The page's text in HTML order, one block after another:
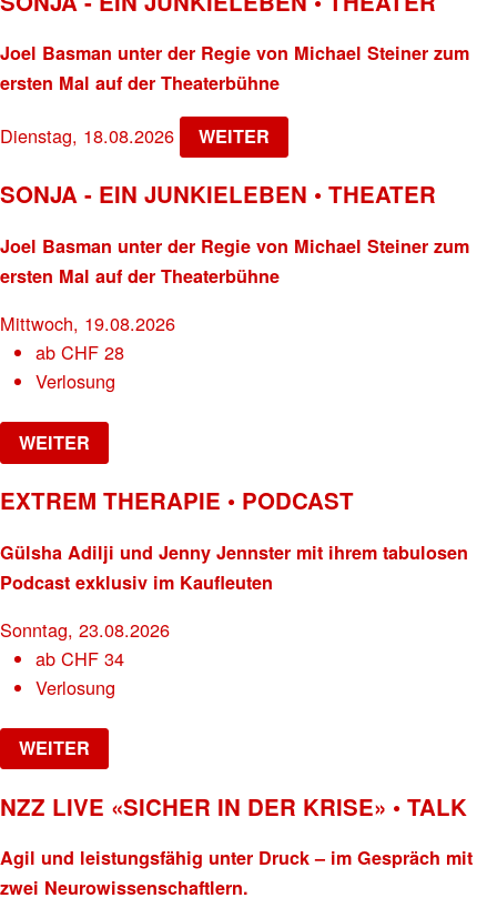
Joel Basman unter der Regie von Michael Steiner zum
ersten Mal auf der Theaterbühne
Dienstag, 18.08.2026 WEITER
SONJA - EIN JUNKIELEBEN • THEATER
Joel Basman unter der Regie von Michael Steiner zum
ersten Mal auf der Theaterbühne
Mittwoch, 19.08.2026
abCHF 28
Verlosung
WEITER
EXTREM THERAPIE • PODCAST
Gülsha Adilji und Jenny Jennster mit ihrem tabulosen
Podcast exklusiv im Kaufleuten
Sonntag, 23.08.2026
abCHF 34
Verlosung
WEITER
NZZ LIVE «SICHER IN DER KRISE» • TALK
Agil und leistungsfähig unter Druck – im Gespräch mit
zwei Neurowissenschaftlern.